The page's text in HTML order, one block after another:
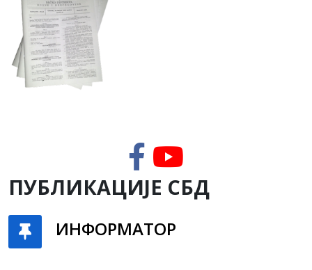
ПУБЛИКАЦИЈЕ СБД
ИНФОРМАТОР